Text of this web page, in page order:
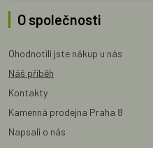
O společnosti
Ohodnotili jste nákup u nás
Náš příběh
Kontakty
Kamenná prodejna Praha 8
Napsali o nás